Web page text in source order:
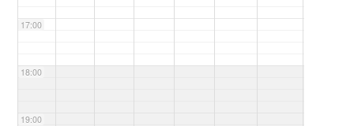
17:00
18:00
19:00